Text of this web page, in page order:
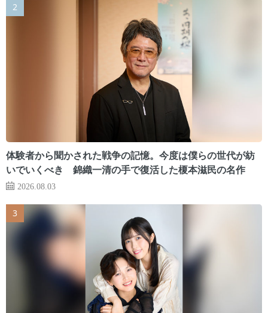
体験者から聞かされた戦争の記憶。今度は僕らの世代が紡
いでいくべき 錦織一清の手で復活した榎本滋民の名作
2026.08.03